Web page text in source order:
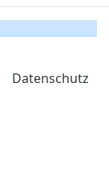
Datenschutz